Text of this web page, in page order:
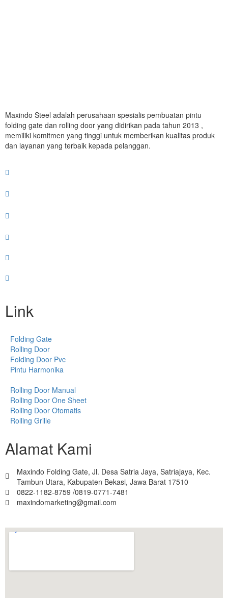
Maxindo Steel adalah perusahaan spesialis pembuatan pintu
folding gate dan rolling door yang didirikan pada tahun 2013 ,
memiliki komitmen yang tinggi untuk memberikan kualitas produk
dan layanan yang terbaik kepada pelanggan.
Link
Folding Gate
Rolling Door
Folding Door Pvc
Pintu Harmonika
Rolling Door Manual
Rolling Door One Sheet
Rolling Door Otomatis
Rolling Grille
Alamat Kami
Maxindo Folding Gate, Jl. Desa Satria Jaya, Satriajaya, Kec.
Tambun Utara, Kabupaten Bekasi, Jawa Barat 17510
0822-1182-8759 /0819-0771-7481
maxindomarketing@gmail.com